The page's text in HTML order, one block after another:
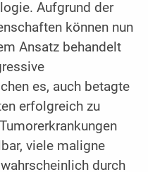
Aufgrund der
können nun
Ansatz behandelt
es, auch betagte
erfolgreich zu
viele maligne
durch